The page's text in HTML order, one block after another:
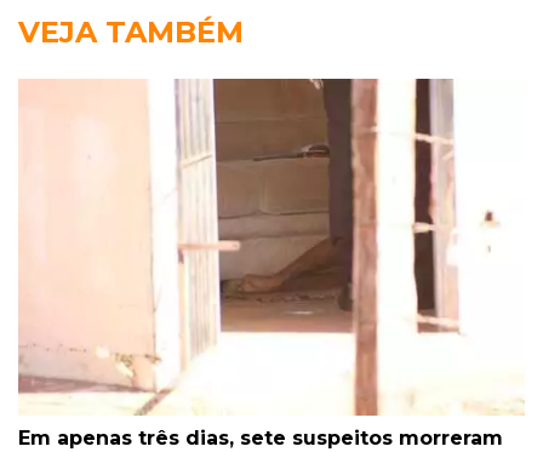
VEJA TAMBÉM
Em apenas três dias, sete suspeitos morreram